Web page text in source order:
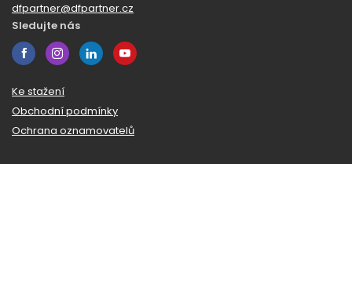
dfpartner@dfpartner.cz
Sledujte nás
Ke stažení
Obchodní podmínky
Ochrana oznamovatelů